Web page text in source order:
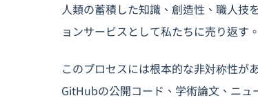
人類の蓄積した知識、創造性、職人技
ョンサービスとして私たちに売り返す。
このプロセスには根本的な非対称性が
GitHubの公開コード、学術論文、ニ